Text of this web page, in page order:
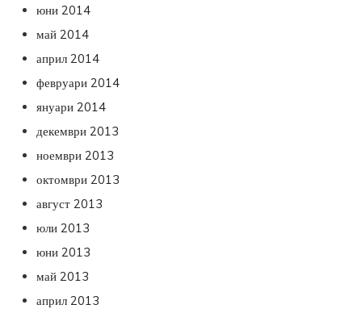
юни 2014
май 2014
април 2014
февруари 2014
януари 2014
декември 2013
ноември 2013
октомври 2013
август 2013
юли 2013
юни 2013
май 2013
април 2013